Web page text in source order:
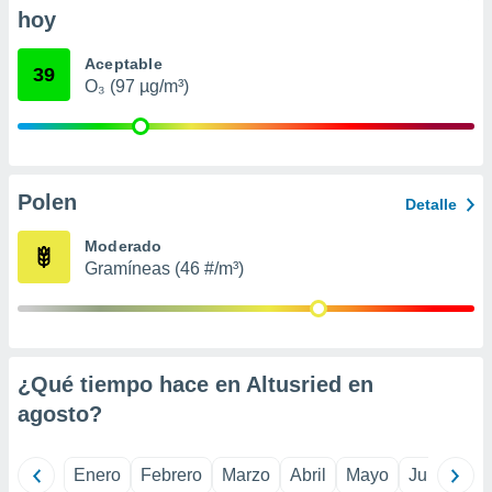
su
datos
momento
en
un
o acceder
hoy
39 Aceptable
O₃ (97 µg/m³)
Polen Detalle
Moderado
Gramíneas (46 #/m³)
¿Qué tiempo hace en Altusried en
agosto?
Enero Febrero Marzo Abril Mayo Junio